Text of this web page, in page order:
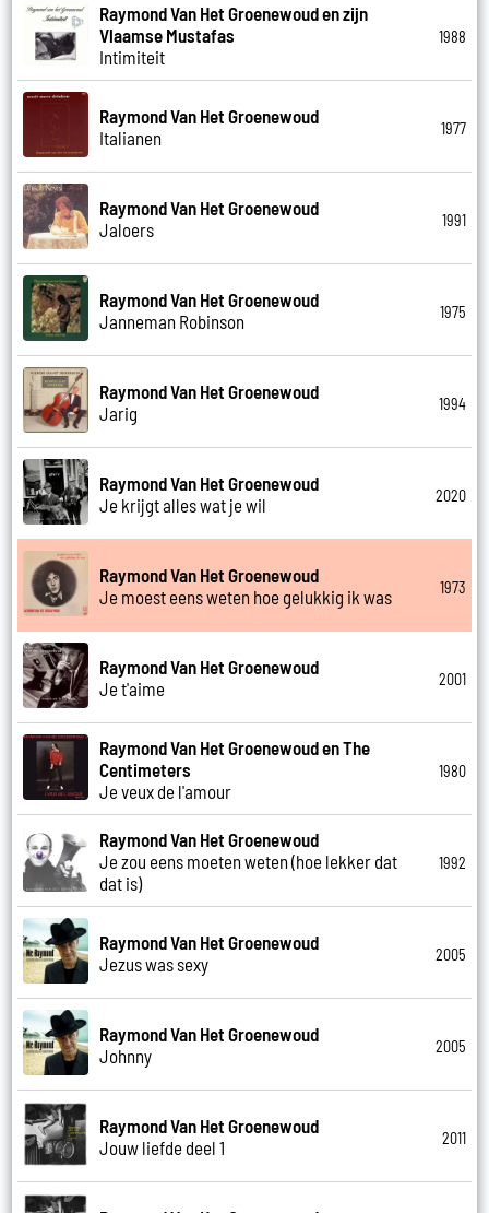
Raymond Van Het Groenewoud en zijn
Vlaamse Mustafas
Intimiteit
1988
Raymond Van Het Groenewoud
Italianen
1977
Raymond Van Het Groenewoud
Jaloers
1991
Raymond Van Het Groenewoud
Janneman Robinson
1975
Raymond Van Het Groenewoud
Jarig
1994
Raymond Van Het Groenewoud
Je krijgt alles wat je wil
2020
Raymond Van Het Groenewoud
Je moest eens weten hoe gelukkig ik was
1973
Raymond Van Het Groenewoud
Je t'aime
2001
Raymond Van Het Groenewoud en The
Centimeters
Je veux de l'amour
1980
Raymond Van Het Groenewoud
Je zou eens moeten weten (hoe lekker dat
dat is)
1992
Raymond Van Het Groenewoud
Jezus was sexy
2005
Raymond Van Het Groenewoud
Johnny
2005
Raymond Van Het Groenewoud
Jouw liefde deel 1
2011